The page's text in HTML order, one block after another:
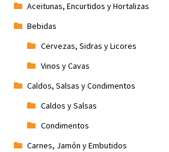
Aceitunas, Encurtidos y Hortalizas
Bebidas
Cervezas, Sidras y Licores
Vinos y Cavas
Caldos, Salsas y Condimentos
Caldos y Salsas
Condimentos
Carnes, Jamón y Embutidos